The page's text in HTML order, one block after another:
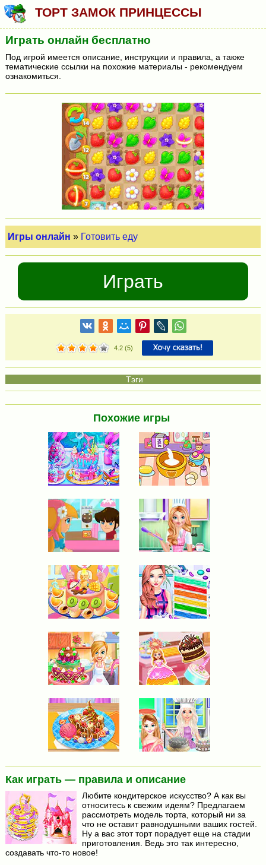
ТОРТ ЗАМОК ПРИНЦЕССЫ
Играть онлайн бесплатно
Под игрой имеется описание, инструкции и правила, а также
тематические ссылки на похожие материалы - рекомендуем
ознакомиться.
Игры онлайн » Готовить еду
Играть
4.2(5)
Похожие игры
Как играть — правила и описание
Любите кондитерское искусство? А как вы
относитесь к свежим идеям? Предлагаем
рассмотреть модель торта, который ни за
что не оставит равнодушными ваших гостей.
Ну а вас этот торт порадует еще на стадии
приготовления. Ведь это так интересно,
создавать что-то новое!